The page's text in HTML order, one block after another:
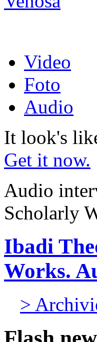
Video
Foto
Audio
It look's
Get it now.
Audio
Scholarly
Ibadi
Works.
>